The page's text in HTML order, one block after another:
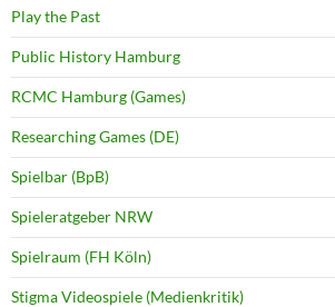
Play the Past
Public History Hamburg
RCMC Hamburg (Games)
Researching Games (DE)
Spielbar (BpB)
Spieleratgeber NRW
Spielraum (FH Köln)
Stigma Videospiele (Medienkritik)